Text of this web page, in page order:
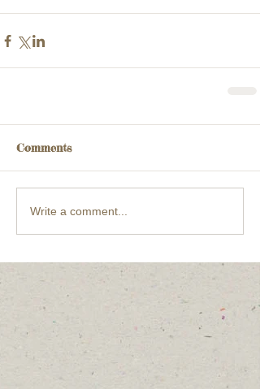
Comments
Write a comment...